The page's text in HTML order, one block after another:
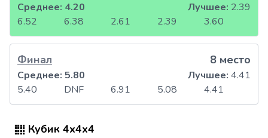
6.52 6.38 2.61 2.39 3.60
Среднее: 4.20 Лучшее: 2.39
Финал 8 место
5.40 DNF 6.91 5.08 4.41
Среднее: 5.80 Лучшее: 4.41
Кубик 4x4x4